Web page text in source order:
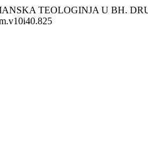
TEOLOGINJA U BH.